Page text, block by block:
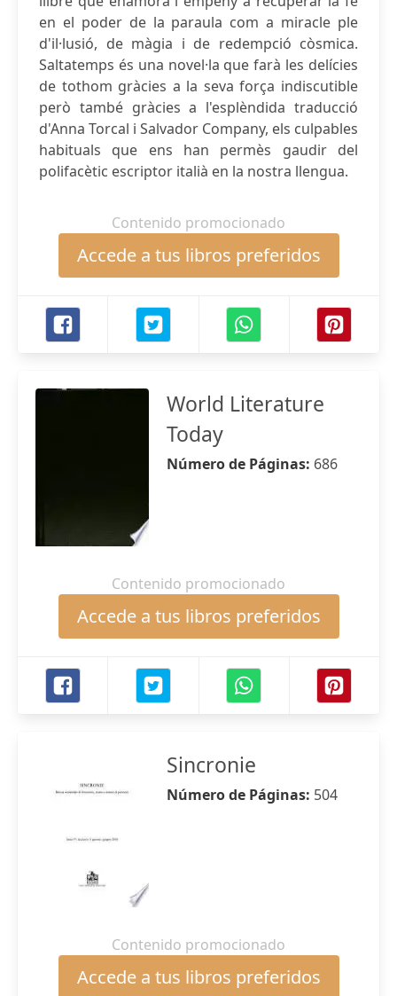
en el poder de la paraula com a miracle ple
d'il·lusió, de màgia i de redempció còsmica.
Saltatemps és una novel·la que farà les delícies
de tothom gràcies a la seva força indiscutible
però també gràcies a l'esplèndida traducció
d'Anna Torcal i Salvador Company, els culpables
habituals que ens han permès gaudir del
polifacètic escriptor italià en la nostra llengua.
Contenido promocionado
Accede a tus libros preferidos
World Literature
Today
Número de Páginas: 686
Contenido promocionado
Accede a tus libros preferidos
Sincronie
Número de Páginas: 504
Contenido promocionado
Accede a tus libros preferidos